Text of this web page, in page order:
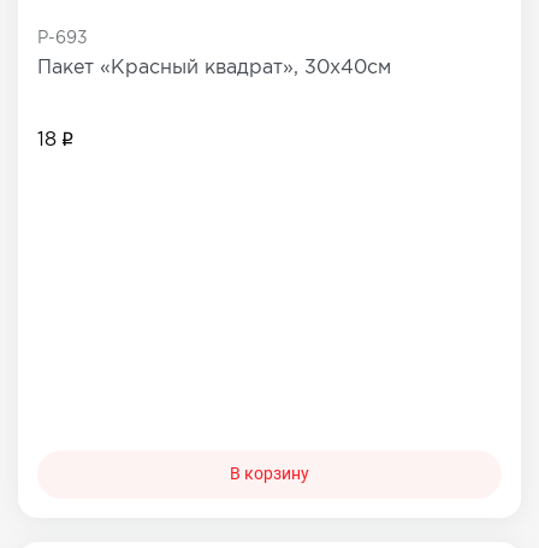
P-693
Пакет «Красный квадрат», 30х40см
18
В корзину